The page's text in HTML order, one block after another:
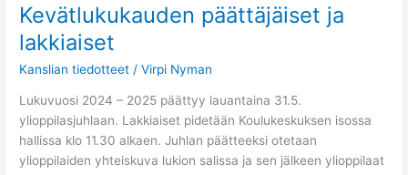
Kevätlukukauden päättäjäiset ja
lakkiaiset
Kanslian tiedotteet /Virpi Nyman
Lukuvuosi 2024 – 2025 päättyy lauantaina 31.5.
ylioppilasjuhlaan. Lakkiaiset pidetään Koulukeskuksen isossa
hallissa klo 11.30 alkaen. Juhlan päätteeksi otetaan
ylioppilaiden yhteiskuva lukion salissa ja sen jälkeen ylioppilaat
ja
lakkiaiset